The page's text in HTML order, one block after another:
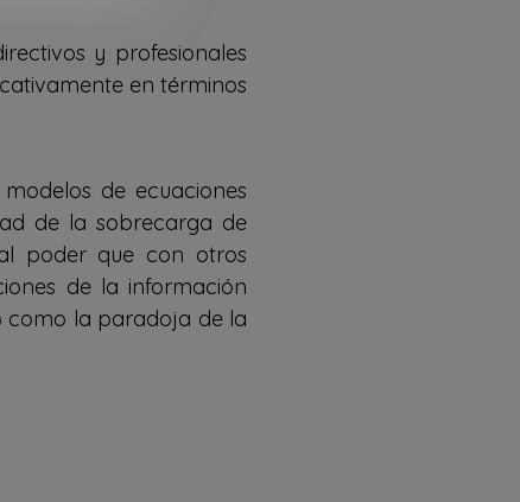
y profesionales
en términos
de ecuaciones
de la sobrecarga de
poder que con otros
de la información
como la paradoja de la